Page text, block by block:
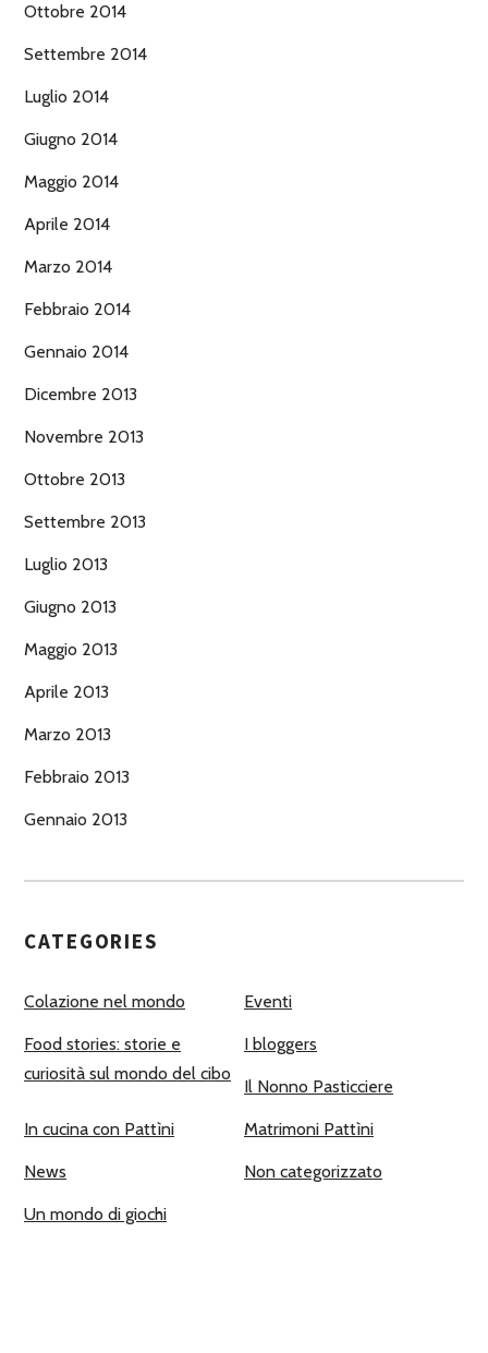
Ottobre 2014
Settembre 2014
Luglio 2014
Giugno 2014
Maggio 2014
Aprile 2014
Marzo 2014
Febbraio 2014
Gennaio 2014
Dicembre 2013
Novembre 2013
Ottobre 2013
Settembre 2013
Luglio 2013
Giugno 2013
Maggio 2013
Aprile 2013
Marzo 2013
Febbraio 2013
Gennaio 2013
CATEGORIES
Colazione nel mondo Eventi
Food stories: storie e
curiosità sul mondo del cibo
I bloggers
Il Nonno Pasticciere
In cucina con Pattìni Matrimoni Pattìni
News Non categorizzato
Un mondo di giochi